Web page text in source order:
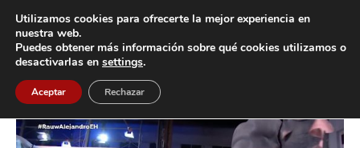
Inicio Etiquetas Camellos
Etiqueta: Camellos
Utilizamos cookies para ofrecerte la mejor experiencia en
nuestra web.
Puedes obtener más información sobre qué cookies utilizamos o
desactivarlas en settings.
Aceptar Rechazar